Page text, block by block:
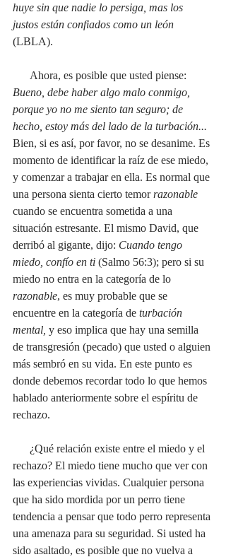
huye sin que nadie lo persiga, mas los
justos están confiados como un león
(LBLA).
      Ahora, es posible que usted piense:
Bueno, debe haber algo malo conmigo,
porque yo no me siento tan seguro; de
hecho, estoy más del lado de la turbación...
Bien, si es así, por favor, no se desanime. Es
momento de identificar la raíz de ese miedo,
y comenzar a trabajar en ella. Es normal que
una persona sienta cierto temor razonable
cuando se encuentra sometida a una
situación estresante. El mismo David, que
derribó al gigante, dijo: Cuando tengo
miedo, confío en ti (Salmo 56:3); pero si su
miedo no entra en la categoría de lo
razonable, es muy probable que se
encuentre en la categoría de turbación
mental, y eso implica que hay una semilla
de transgresión (pecado) que usted o alguien
más sembró en su vida. En este punto es
donde debemos recordar todo lo que hemos
hablado anteriormente sobre el espíritu de
rechazo.
rechazo? El miedo tiene mucho que ver con
las experiencias vividas. Cualquier persona
que ha sido mordida por un perro tiene
tendencia a pensar que todo perro representa
una amenaza para su seguridad. Si usted ha
sido asaltado, es posible que no vuelva a